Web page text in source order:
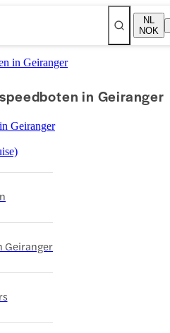
NL
NOK
in Geiranger
Geiranger
in Geiranger
Geiranger